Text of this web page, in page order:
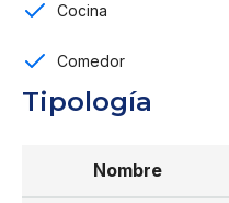
Carritos eléctricos
Centro comercial
Bares y restaurantes
Sala de cine
Cocina
Comedor
Tipología